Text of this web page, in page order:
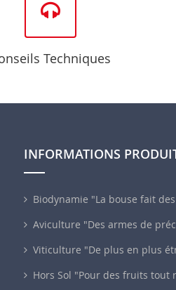
Techniques
INFORMATIONS
Biodynamie "La bouse fait
Aviculture "Des armes de
Viticulture "De plus en plus
Hors Sol "Pour des fruits tout